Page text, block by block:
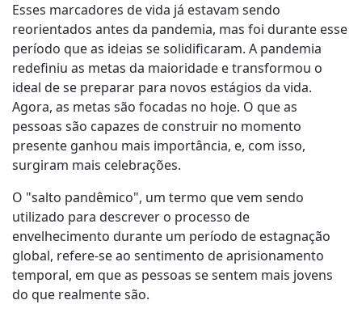
Esses marcadores de vida já estavam sendo
reorientados antes da pandemia, mas foi durante esse
período que as ideias se solidificaram. A pandemia
redefiniu as metas da maioridade e transformou o
ideal de se preparar para novos estágios da vida.
Agora, as metas são focadas no hoje. O que as
pessoas são capazes de construir no momento
presente ganhou mais importância, e, com isso,
surgiram mais celebrações.
O "salto pandêmico", um termo que vem sendo
utilizado para descrever o processo de
envelhecimento durante um período de estagnação
global, refere-se ao sentimento de aprisionamento
temporal, em que as pessoas se sentem mais jovens
do que realmente são.